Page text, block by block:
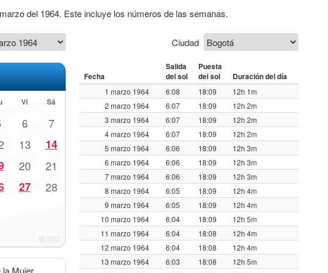
del 1964. Este incluye los números de las semanas.
Vi Sá
6 7
13 14
20 21
27 28
la Mujer
Ciudad
Fecha
Salida
del sol
Puesta
del sol
Duración del día
1 marzo 1964 6:08 18:09
12h 1m
2 marzo 1964
6:07 18:09
12h 2m
3 marzo 1964
6:07 18:09
12h 2m
4 marzo 1964
6:07 18:09
12h 2m
5 marzo 1964
6:06 18:09
12h 3m
6 marzo 1964
6:06 18:09
12h 3m
7 marzo 1964
6:06 18:09
12h 3m
8 marzo 1964
6:05 18:09
12h 4m
9 marzo 1964
6:05 18:09
12h 4m
10 marzo 1964
6:04 18:09
12h 5m
11 marzo 1964
6:04 18:08
12h 4m
12 marzo 1964
6:04 18:08
12h 4m
13 marzo 1964
6:03 18:08
12h 5m